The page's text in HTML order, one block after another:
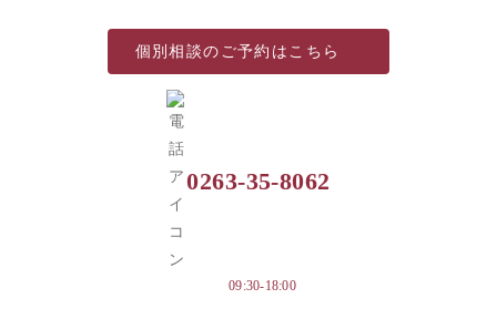
個別相談の ご予約はこちら
0263-35-8062
09:30-18:00